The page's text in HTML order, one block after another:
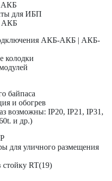
АКБ
для ИБП
АКБ
АКБ-АКБ | АКБ-
колодки
байпаса
и обогрев
возможны: IP20, IP21, IP31,
и др.)
для уличного размещения
RT(19)